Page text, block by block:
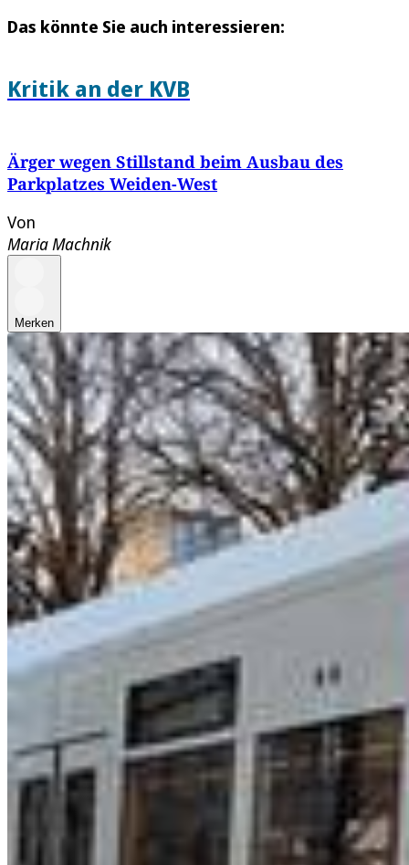
Das könnte Sie auch interessieren:
Kritik an der KVB
Ärger wegen Stillstand beim Ausbau des
Parkplatzes Weiden-West
Von
Maria Machnik
Merken